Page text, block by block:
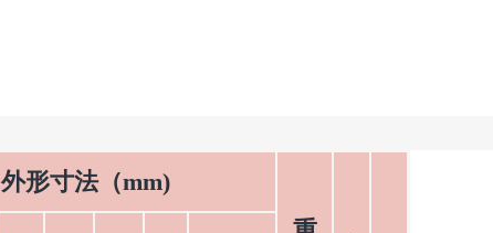
外形寸法（mm)